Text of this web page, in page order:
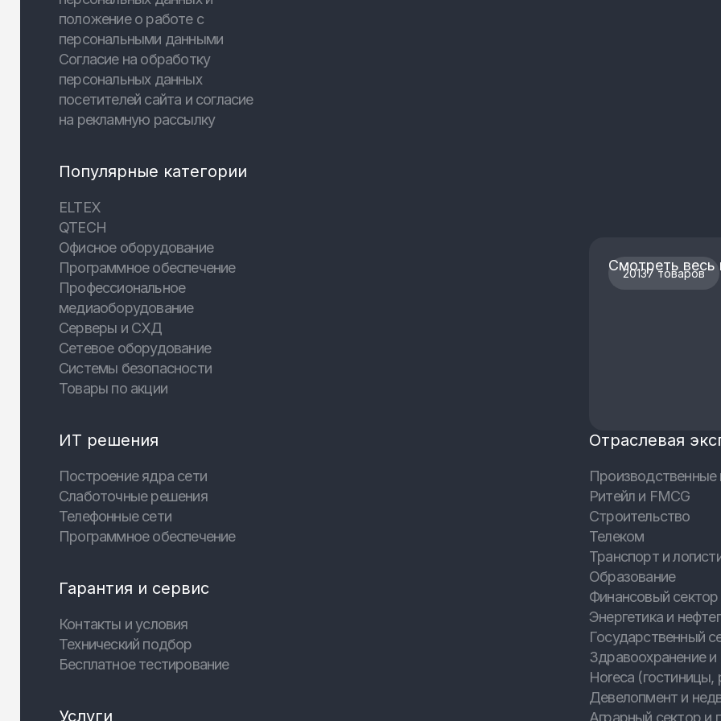
положение о работе с
персональными данными
Согласие на обработку
персональных данных
посетителей сайта и согласие
на рекламную рассылку
Популярные категории
ELTEX
QTECH
Офисное оборудование
Программное обеспечение
Профессиональное
медиаоборудование
Серверы и СХД
Сетевое оборудование
Системы безопасности
Товары по акции
20137 товаров
Смотреть весь
ИТ решения
Построение ядра сети
Слаботочные решения
Телефонные сети
Программное обеспечение
Гарантия и сервис
Контакты и условия
Технический подбор
Бесплатное тестирование
Услуги
Отраслевая
Производственные
Ритейл и FMCG
Строительство
Телеком
Транспорт и
Образование
Финансовый сектор
Энергетика и
Государственный
Здравоохранение
Horeca (гостиницы,
Девелопмент и
Аграрный сектор